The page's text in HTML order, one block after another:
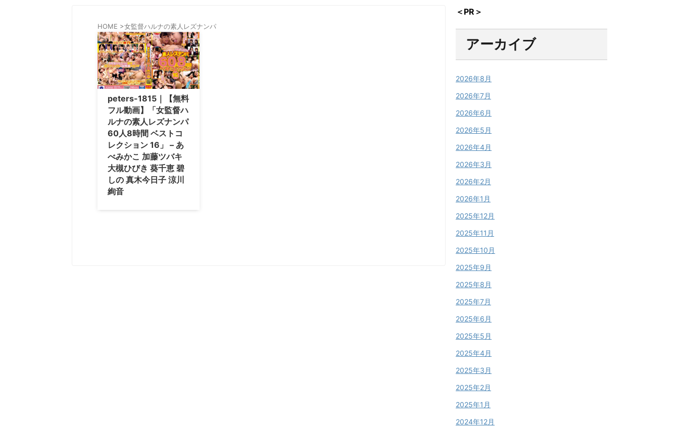
HOME >女監督ハルナの素人レズナンパ
peters-1815｜【無料
フル動画】「女監督ハ
ルナの素人レズナンパ
60人8時間 ベストコ
レクション 16」 – あ
べみかこ 加藤ツバキ
大槻ひびき 葵千恵 碧
しの 真木今日子 涼川
絢音
＜PR＞
アーカイブ
2026年8月
2026年7月
2026年6月
2026年5月
2026年4月
2026年3月
2026年2月
2026年1月
2025年12月
2025年11月
2025年10月
2025年9月
2025年8月
2025年7月
2025年6月
2025年5月
2025年4月
2025年3月
2025年2月
2025年1月
2024年12月